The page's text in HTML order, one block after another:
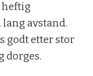
heftig
avstand.
godt etter stor
dorges.